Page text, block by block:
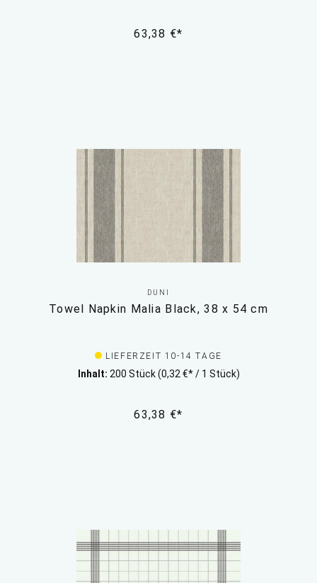
63,38 €*
DUNI
Towel Napkin Malia Black, 38 x 54 cm
LIEFERZEIT 10-14 TAGE
Inhalt: 200 Stück(0,32 €* / 1 Stück)
63,38 €*